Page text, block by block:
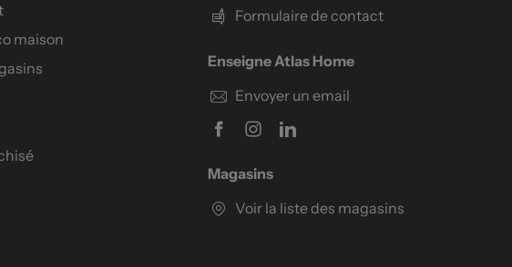
maison
Formulaire de contact
Enseigne Atlas Home
Envoyer un email
Magasins
Voir la liste des magasins